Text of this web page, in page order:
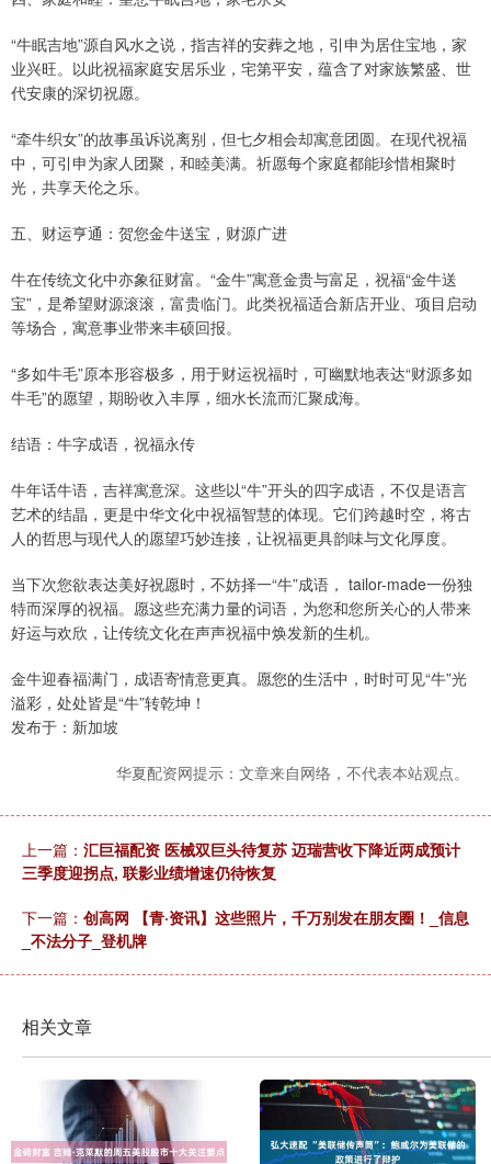
“牛眠吉地”源自风水之说，指吉祥的安葬之地，引申为居住宝地，家
业兴旺。以此祝福家庭安居乐业，宅第平安，蕴含了对家族繁盛、世
代安康的深切祝愿。
“牵牛织女”的故事虽诉说离别，但七夕相会却寓意团圆。在现代祝福
中，可引申为家人团聚，和睦美满。祈愿每个家庭都能珍惜相聚时
光，共享天伦之乐。
五、财运亨通：贺您金牛送宝，财源广进
牛在传统文化中亦象征财富。“金牛”寓意金贵与富足，祝福“金牛送
宝”，是希望财源滚滚，富贵临门。此类祝福适合新店开业、项目启动
等场合，寓意事业带来丰硕回报。
“多如牛毛”原本形容极多，用于财运祝福时，可幽默地表达“财源多如
牛毛”的愿望，期盼收入丰厚，细水长流而汇聚成海。
结语：牛字成语，祝福永传
牛年话牛语，吉祥寓意深。这些以“牛”开头的四字成语，不仅是语言
艺术的结晶，更是中华文化中祝福智慧的体现。它们跨越时空，将古
人的哲思与现代人的愿望巧妙连接，让祝福更具韵味与文化厚度。
当下次您欲表达美好祝愿时，不妨择一“牛”成语， tailor-made一份独
特而深厚的祝福。愿这些充满力量的词语，为您和您所关心的人带来
好运与欢欣，让传统文化在声声祝福中焕发新的生机。
金牛迎春福满门，成语寄情意更真。愿您的生活中，时时可见“牛”光
溢彩，处处皆是“牛”转乾坤！
发布于：新加坡
华夏配资网提示：文章来自网络，不代表本站观点。
上一篇： 汇巨福配资 医械双巨头待复苏 迈瑞营收下降近两成预计
三季度迎拐点, 联影业绩增速仍待恢复
下一篇： 创高网 【青·资讯】这些照片，千万别发在朋友圈！_信息
_不法分子_登机牌
相关文章